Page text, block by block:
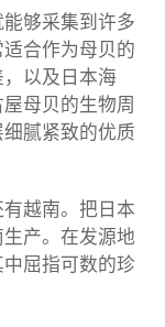
够采集到许多
合作为母贝的
以及日本海
母贝的生物周
腻紧致的优质
越南。把日本
产。在发源地
屈指可数的珍